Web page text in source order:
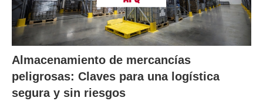
Almacenamiento de mercancías
peligrosas: Claves para una logística
segura y sin riesgos